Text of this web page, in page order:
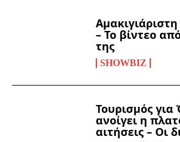
– Το βίντεο
της
SHOWBIZ
Τουρισμός
ανοίγει η
αιτήσεις – Οι